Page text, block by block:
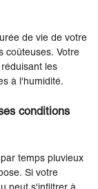
de vie de votre
coûteuses. Votre
les
à l'humidité.
conditions
temps pluvieux
Si votre